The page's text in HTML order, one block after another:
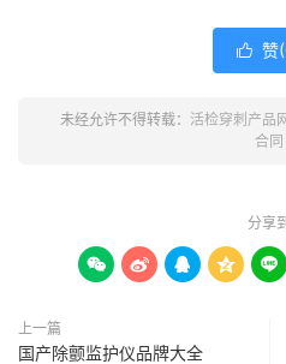
 赞(
未经允许不得转载： 活检穿刺产品
合同
分享到
    
上一篇
国产除颤监护仪品牌大全